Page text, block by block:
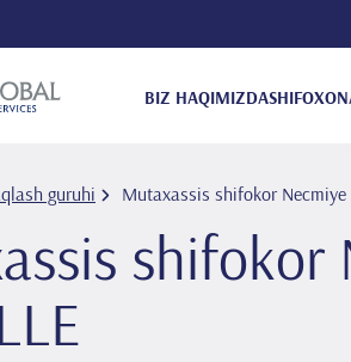
BIZ HAQIMIZDA
guruhi Mutaxassis shifokor Necmiye
shifokor